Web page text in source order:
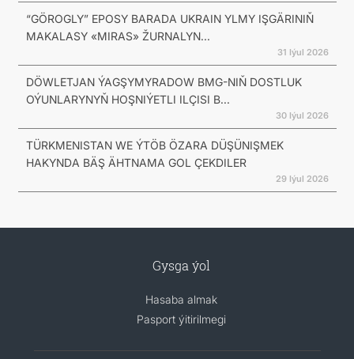
“GÖROGLY” EPOSY BARADA UKRAIN YLMY IŞGÄRINIŇ
MAKALASY «MIRAS» ŽURNALYN...
31 Iýul 2026
DÖWLETJAN ÝAGŞYMYRADOW BMG-NIŇ DOSTLUK
OÝUNLARYNYŇ HOŞNIÝETLI ILÇISI B...
30 Iýul 2026
TÜRKMENISTAN WE ÝTÖB ÖZARA DÜŞÜNIŞMEK
HAKYNDA BÄŞ ÄHTNAMA GOL ÇEKDILER
29 Iýul 2026
Gysga ýol
Hasaba almak
Pasport ýitirilmegi